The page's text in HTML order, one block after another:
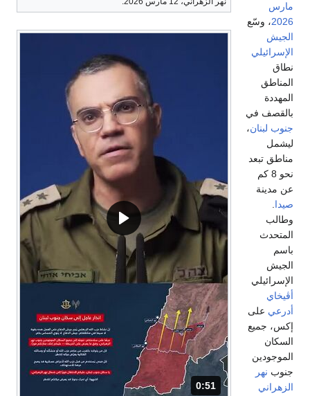
المدة: 51 ثانية.
0:51
مارس
2026، وسّع
الجيش
الإسرائيلي
نطاق
المناطق
المهددة
بالقصف في
جنوب لبنان،
ليشمل
مناطق تبعد
نحو 8 كم
عن مدينة
صيدا
وطالب
المتحدث
باسم
الجيش
الإسرائيلي
أڤيخاي
أدرعي على
إكس، جميع
السكان
الموجودين
جنوب نهر
الزهراني